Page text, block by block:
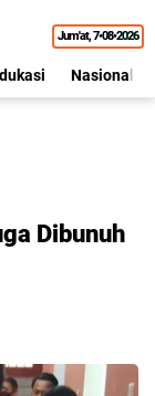
Jum'at 7•08•2026
Nasional
Dibunuh